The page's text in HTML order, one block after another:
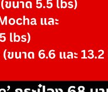
Onyx Midnight
Ruby Strawberry